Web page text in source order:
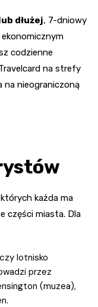
dłużej, 7-dniowy
ekonomicznym
codzienne
na strefy
na nieograniczoną
każda ma
części miasta. Dla
lotnisko
przez
(muzea),